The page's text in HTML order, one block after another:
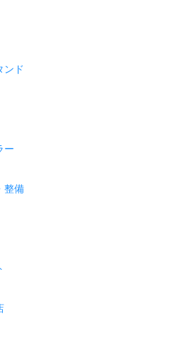
ンド
ー
整備